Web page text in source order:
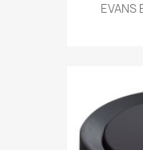
EVANS